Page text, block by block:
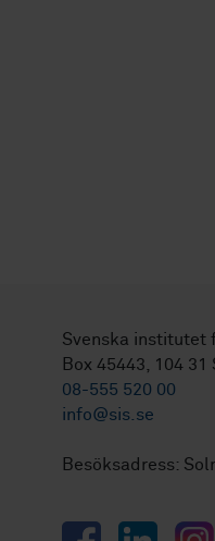
Svenska institutet
Box 45443, 104
08-555 520 00
info@sis.se
Besöksadress:
FacebookLinkedIn